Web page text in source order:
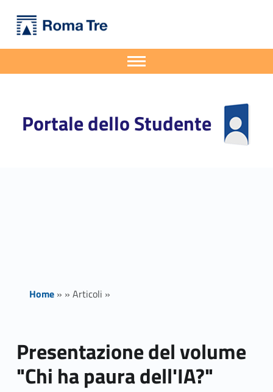
Presentazione del volume "Chi ha paura dell'IA?" - Portale dello Studente
Portale dello Studente
Apri il menu secondario
Header info sidebar
Home» » Articoli »
Presentazione del volume
"Chi ha paura dell'IA?"